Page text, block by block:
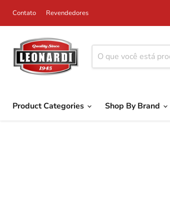
Contato Revendedores
Product Categories Shop By Brand